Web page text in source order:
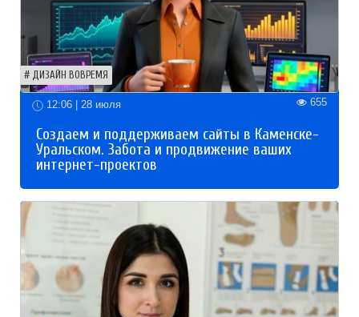
ДИЗАЙН ВОВРЕМЯ
12:06 | 28 июля 655
Создаем и поддерживаем сайты в Каменске-
Уральском. Забота и продвижение ваших
интернет-проектов